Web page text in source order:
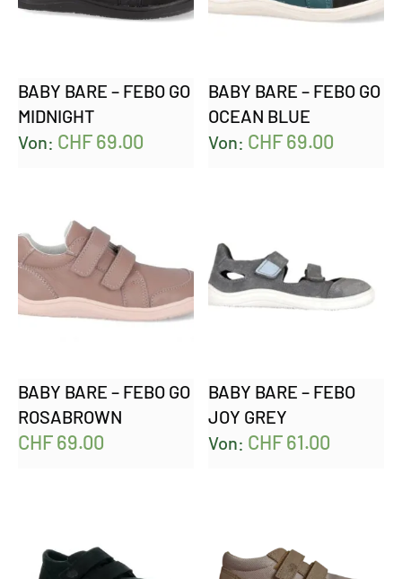
BABY BARE – FEBO GO
MIDNIGHT
Von: CHF69.00
BABY BARE – FEBO GO
OCEAN BLUE
Von: CHF69.00
BABY BARE – FEBO GO
ROSABROWN
CHF69.00
BABY BARE – FEBO
JOY GREY
Von: CHF61.00